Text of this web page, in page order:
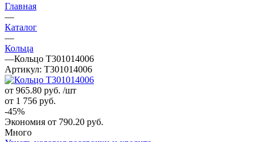
Главная
—
Каталог
—
Кольца
—Кольцо Т301014006
Артикул: Т301014006
от 965.80 руб. /шт
от 1 756 руб.
-45%
Экономия от 790.20 руб.
Много